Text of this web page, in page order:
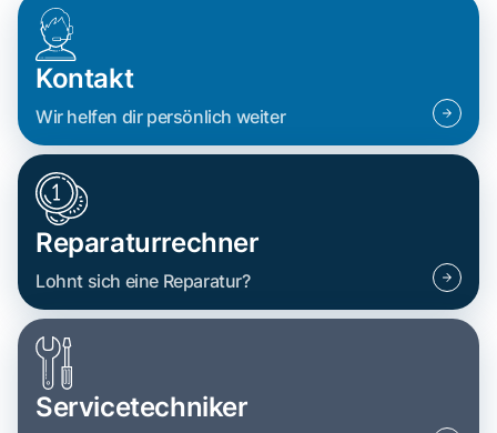
Kontakt
Wir helfen dir persönlich weiter
Reparaturrechner
Lohnt sich eine Reparatur?
Servicetechniker